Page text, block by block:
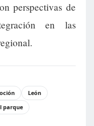
perspectivas de
en las
León
parque